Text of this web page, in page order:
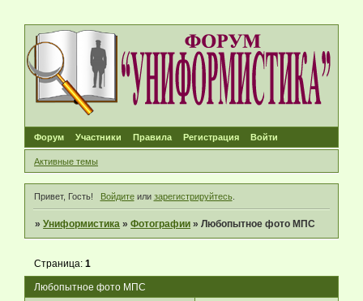
Форум Участники Правила Регистрация Войти
Активные темы
Привет, Гость! Войдитеили зарегистрируйтесь.
»Униформистика »Фотографии »Любопытное фото МПС
Любопытное фото МПС
Страница:1